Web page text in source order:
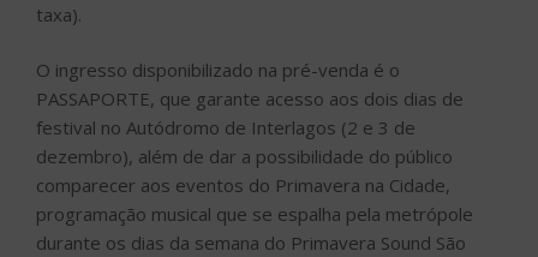
taxa).
O ingresso disponibilizado na pré-venda é o
PASSAPORTE, que garante acesso aos dois dias de
festival no Autódromo de Interlagos (2 e 3 de
dezembro), além de dar a possibilidade do público
comparecer aos eventos do Primavera na Cidade,
programação musical que se espalha pela metrópole
durante os dias da semana do Primavera Sound São